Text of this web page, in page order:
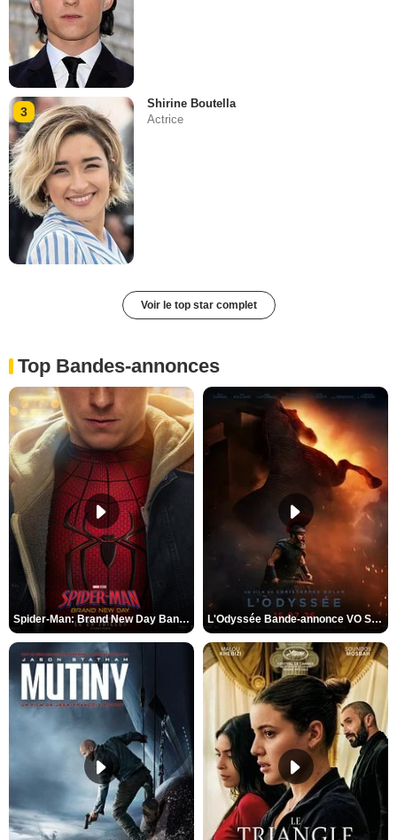
3
Shirine Boutella
Actrice
Voir le top star complet
Top Bandes-annonces
Spider-Man: Brand New Day Bande-annonce VO STFR L'Odyssée Bande-annonce VO STFR